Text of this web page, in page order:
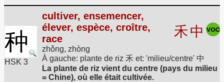
种
HSK 3
cultiver, ensemencer,
élever, espèce, croître,
race
zhǒng, zhòng
禾中
À gauche: plante de riz 禾 et: 'milieu/centre' 中
La plante de riz vient du centre (pays du milieu
= Chine), où elle était cultivée.